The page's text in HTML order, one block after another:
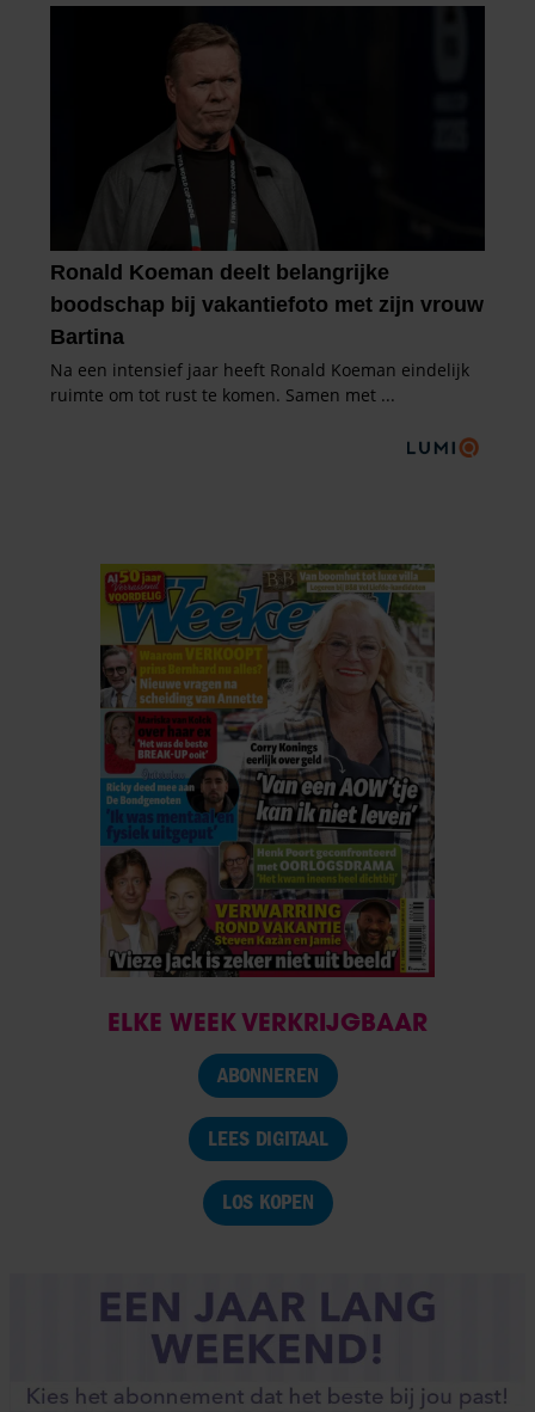
ELKE WEEK VERKRIJGBAAR
ABONNEREN
LEES DIGITAAL
LOS KOPEN